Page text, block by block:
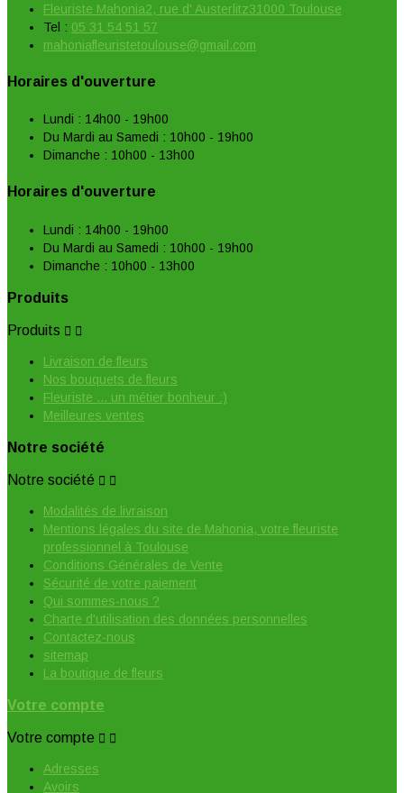
Fleuriste Mahonia2, rue d' Austerlitz31000 Toulouse
Tel : 05 31 54 51 57
mahoniafleuristetoulouse@gmail.com
Horaires d'ouverture
Lundi : 14h00 - 19h00
Du Mardi au Samedi : 10h00 - 19h00
Dimanche : 10h00 - 13h00
Horaires d'ouverture
Lundi : 14h00 - 19h00
Du Mardi au Samedi : 10h00 - 19h00
Dimanche : 10h00 - 13h00
Produits
Produits  
Livraison de fleurs
Nos bouquets de fleurs
Fleuriste ... un métier bonheur :)
Meilleures ventes
Notre société
Notre société  
Modalités de livraison
Mentions légales du site de Mahonia, votre fleuriste
professionnel à Toulouse
Conditions Générales de Vente
Sécurité de votre paiement
Qui sommes-nous ?
Charte d'utilisation des données personnelles
Contactez-nous
sitemap
La boutique de fleurs
Votre compte
Votre compte  
Adresses
Avoirs